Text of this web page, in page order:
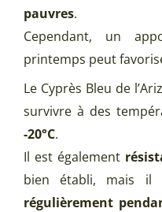
pauvres.
Cependant, un
printemps peut
Le Cyprès Bleu de
survivre à des
-20°C.
Il est également
bien établi, mais il
régulièrement